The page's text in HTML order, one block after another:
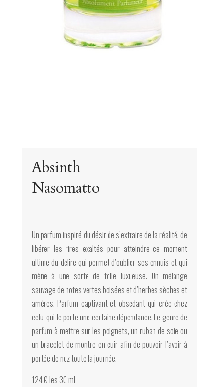
Absinth
Nasomatto
Un parfum inspiré du désir de s’extraire de la réalité, de
libérer les rires exaltés pour atteindre ce moment
ultime du délire qui permet d’oublier ses ennuis et qui
mène à une sorte de folie luxueuse. Un mélange
sauvage de notes vertes boisées et d’herbes sèches et
amères. Parfum captivant et obsédant qui crée chez
celui qui le porte une certaine dépendance. Le genre de
parfum à mettre sur les poignets, un ruban de soie ou
un bracelet de montre en cuir afin de pouvoir l’avoir à
portée de nez toute la journée.
124 € les 30 ml